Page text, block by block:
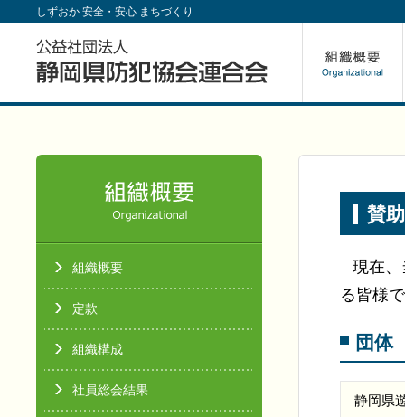
しずおか 安全・安心 まちづくり
組織概要
定款
組織構成
社員総会結果
賛
現在
る皆様
団体
静岡県